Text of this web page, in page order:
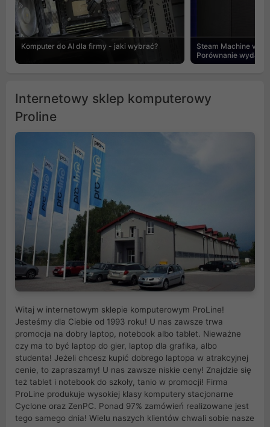
Komputer do AI dla firmy - jaki wybrać?
Steam Machine vs
Porównanie
Internetowy sklep komputerowy
Proline
Witaj w internetowym sklepie komputerowym ProLine!
Jesteśmy dla Ciebie od 1993 roku! U nas zawsze trwa
promocja na dobry laptop, notebook albo tablet. Nieważne
czy ma to być laptop do gier, laptop dla grafika, albo
studenta! Jeżeli chcesz kupić dobrego laptopa w atrakcyjnej
cenie, to zapraszamy! U nas zawsze niskie ceny! Znajdzie się
też tablet i notebook do szkoły, tanio w promocji! Firma
ProLine produkuje wysokiej klasy komputery stacjonarne
Cyclone oraz ZenPC. Ponad 97% zamówień realizowane jest
tego samego dnia! Wielu naszych klientów chwali sobie nasze